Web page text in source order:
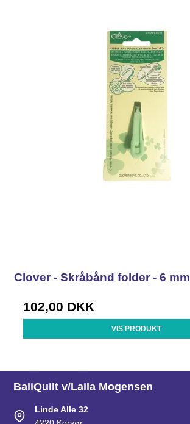
Clover - Skråbånd folder - 6 mm
102,00 DKK
VIS PRODUKT
BaliQuilt v/Laila Mogensen
Linde Alle 32